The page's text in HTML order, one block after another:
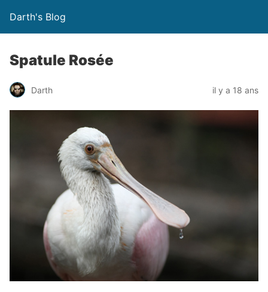
Darth's Blog
Spatule Rosée
Darth il y a 18 ans